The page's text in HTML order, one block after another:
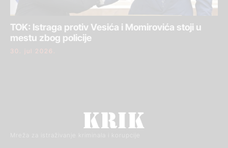
TOK: Istraga protiv Vesića i Momirovića stoji u
mestu zbog policije
30. jul 2026.
Mreža za istraživanje kriminala i korupcije